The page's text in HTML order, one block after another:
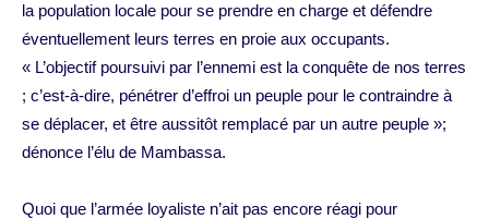
la population locale pour se prendre en charge et défendre
éventuellement leurs terres en proie aux occupants.
« L’objectif poursuivi par l’ennemi est la conquête de nos terres
; c’est-à-dire, pénétrer d’effroi un peuple pour le contraindre à
se déplacer, et être aussitôt remplacé par un autre peuple »;
dénonce l’élu de Mambassa.
Quoi que l’armée loyaliste n’ait pas encore réagi pour